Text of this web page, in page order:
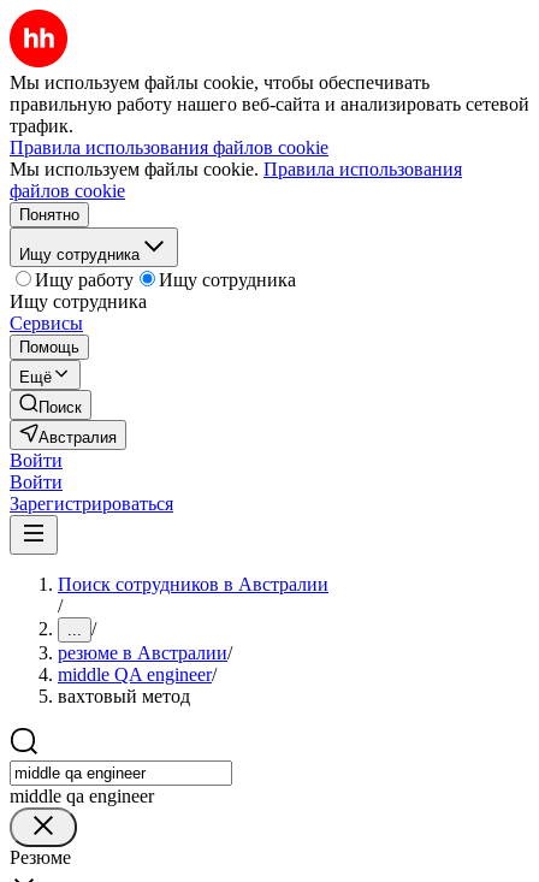
Мы используем файлы cookie, чтобы обеспечивать
правильную работу нашего веб-сайта и анализировать сетевой
трафик.
Правила использования файлов cookie
Мы используем файлы cookie. Правила использования
файлов cookie
Понятно
Ищу сотрудника
Ищу работу
Ищу сотрудника
Ищу сотрудника
Сервисы
Помощь
Ещё
Поиск
Австралия
Войти
Войти
Зарегистрироваться
Поиск сотрудников в Австралии
/
... /
резюме в Австралии/
middle QA engineer/
вахтовый метод
middle qa engineer
Резюме